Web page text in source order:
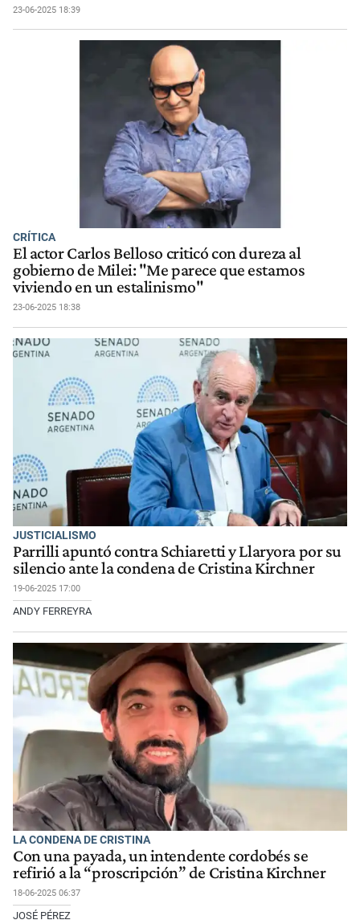
23-06-2025 18:39
CRÍTICA
El actor Carlos Belloso criticó con dureza al
gobierno de Milei: "Me parece que estamos
viviendo en un estalinismo"
23-06-2025 18:38
JUSTICIALISMO
Parrilli apuntó contra Schiaretti y Llaryora por su
silencio ante la condena de Cristina Kirchner
19-06-2025 17:00
ANDY FERREYRA
LA CONDENA DE CRISTINA
Con una payada, un intendente cordobés se
refirió a la “proscripción” de Cristina Kirchner
18-06-2025 06:37
JOSÉ PÉREZ